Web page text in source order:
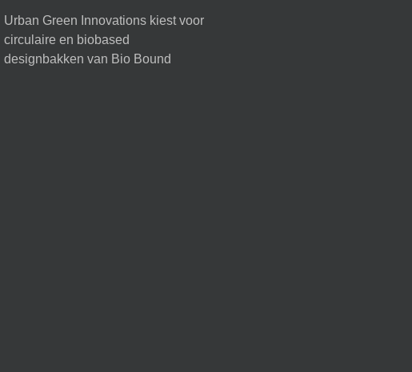
Urban Green Innovations kiest voor
circulaire en biobased
designbakken van Bio Bound